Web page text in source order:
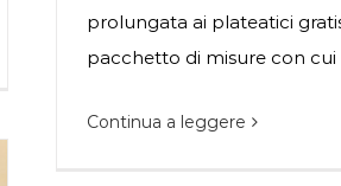
prolungata ai plateatici
pacchetto di misure con cui
Continua a leggere